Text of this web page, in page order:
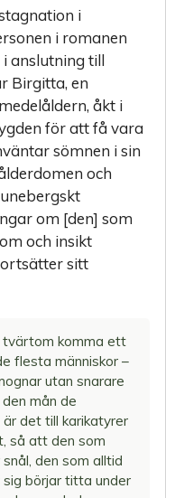
i
i romanen
anslutning till
Birgitta, en
åkt i
för att få vara
sömnen i sin
och
om [den] som
och insikt
sitt
tvärtom komma ett
flesta människor –
utan snarare
mån de
det till karikatyrer
så att den som
den som alltid
börjar titta under